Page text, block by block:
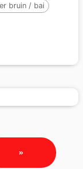
bruin / bai
»